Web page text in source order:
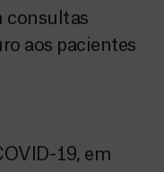
consultas
aos pacientes
19, em